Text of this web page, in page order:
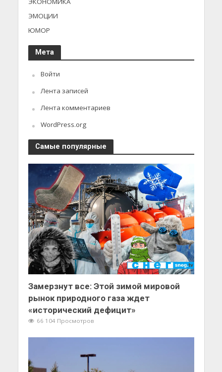
ЭМОЦИИ
ЮМОР
Мета
Войти
Лента записей
Лента комментариев
WordPress.org
Самые популярные
Замерзнут все: Этой зимой мировой
рынок природного газа ждет
«исторический дефицит»
66 104 Просмотров